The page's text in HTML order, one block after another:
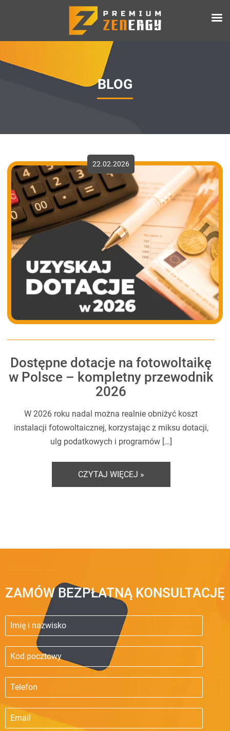
BLOG
22.02.2026
Dostępne dotacje na fotowoltaikę
w Polsce – kompletny przewodnik
2026
W 2026 roku nadal można realnie obniżyć koszt
instalacji fotowoltaicznej, korzystając z miksu dotacji,
ulg podatkowych i programów […]
CZYTAJ WIĘCEJ »
ZAMÓW BEZPŁATNĄ KONSULTACJĘ